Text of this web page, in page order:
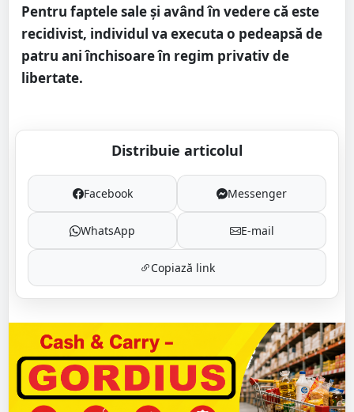
Pentru faptele sale și având în vedere că este
recidivist, individul va executa o pedeapsă de
patru ani închisoare în regim privativ de
libertate.
Distribuie articolul
Facebook Messenger
WhatsApp E-mail
Copiază link